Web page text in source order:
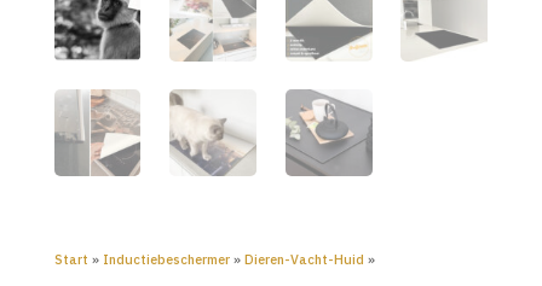
Start » Inductiebeschermer» Dieren-Vacht-Huid »